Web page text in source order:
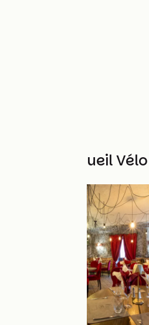
Autres Accueil